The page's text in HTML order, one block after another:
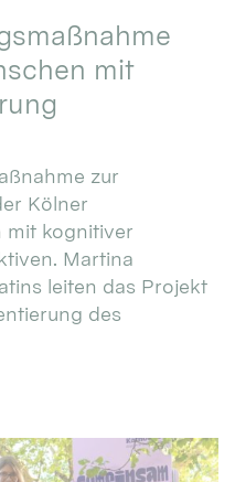
mit
zur
Kölner
mit kognitiver
Martina
leiten das Projekt
des